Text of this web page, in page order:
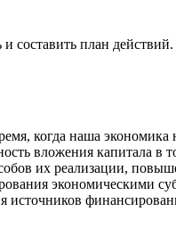
составить план
когда наша экономика
вложения капитала в
их реализации,
экономическими